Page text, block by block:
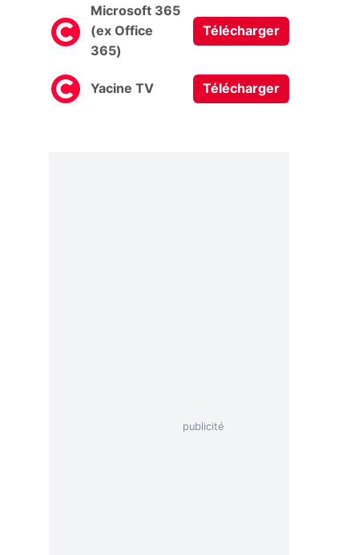
Microsoft 365
(ex Office
365)
Télécharger
Yacine TV Télécharger